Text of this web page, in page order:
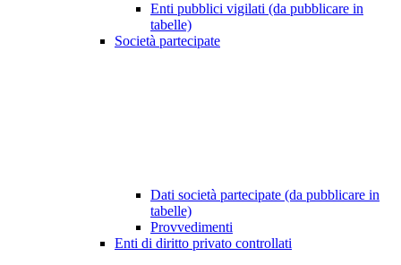
Enti pubblici vigilati (da pubblicare in
tabelle)
Società partecipate
Dati società partecipate (da pubblicare in
tabelle)
Provvedimenti
Enti di diritto privato controllati